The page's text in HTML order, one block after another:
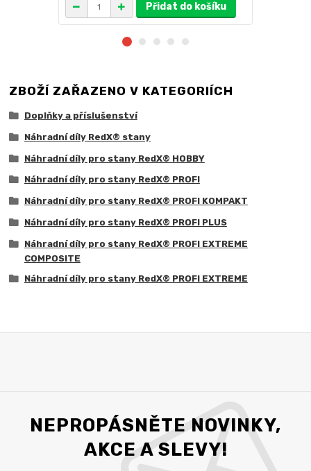
Přidat do košíku
ZBOŽÍ ZAŘAZENO V KATEGORIÍCH
Doplňky a příslušenství
Náhradní díly RedX® stany
Náhradní díly pro stany RedX® HOBBY
Náhradní díly pro stany RedX® PROFI
Náhradní díly pro stany RedX® PROFI KOMPAKT
Náhradní díly pro stany RedX® PROFI PLUS
Náhradní díly pro stany RedX® PROFI EXTREME
COMPOSITE
Náhradní díly pro stany RedX® PROFI EXTREME
NEPROPÁSNĚTE NOVINKY,
AKCE A SLEVY!